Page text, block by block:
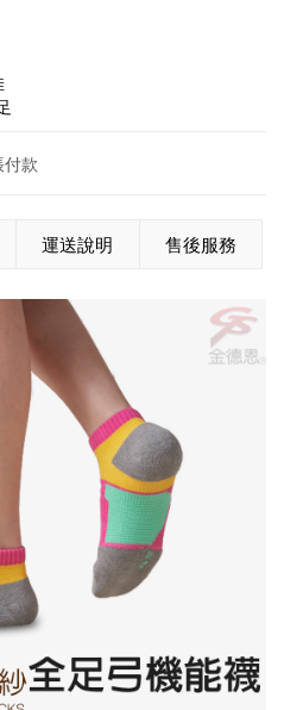
款
運送說明 售後服務